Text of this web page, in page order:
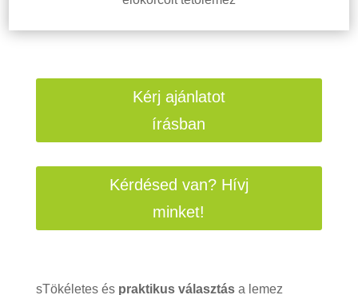
Kérj ajánlatot
írásban
Kérdésed van? Hívj
minket!
sTökéletes és praktikus választása lemez